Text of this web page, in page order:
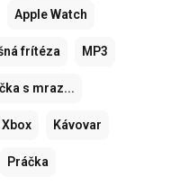
Apple Watch
frítéza MP3
s mraz...
Xbox Kávovar
Práčka